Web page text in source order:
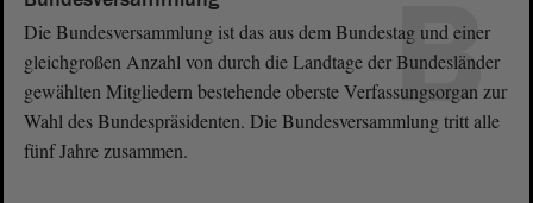
B
Die Bundesversammlung ist das aus dem Bundestag und einer
gleichgroßen Anzahl von durch die Landtage der Bundesländer
gewählten Mitgliedern bestehende oberste Verfassungsorgan zur
Wahl des Bundespräsidenten. Die Bundesversammlung tritt alle
fünf Jahre zusammen.